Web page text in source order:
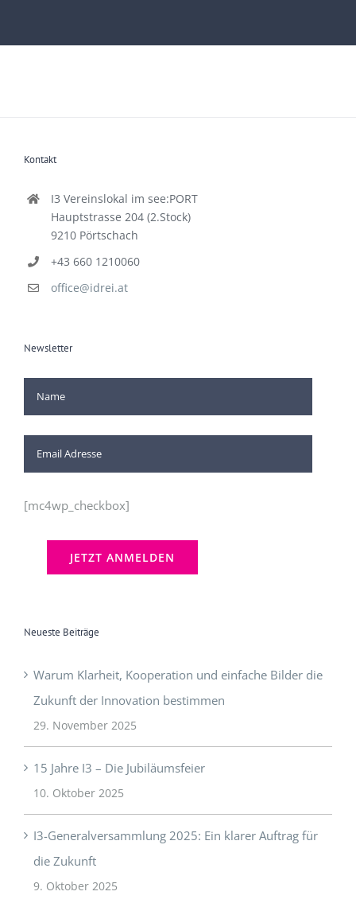
Kontakt
I3 Vereinslokal im see:PORT
Hauptstrasse 204 (2.Stock)
9210 Pörtschach
+43 660 1210060
office@idrei.at
Newsletter
[mc4wp_checkbox]
Neueste Beiträge
Warum Klarheit, Kooperation und einfache Bilder die
Zukunft der Innovation bestimmen
29. November 2025
15 Jahre I3 – Die Jubiläumsfeier
10. Oktober 2025
I3-Generalversammlung 2025: Ein klarer Auftrag für
die Zukunft
9. Oktober 2025